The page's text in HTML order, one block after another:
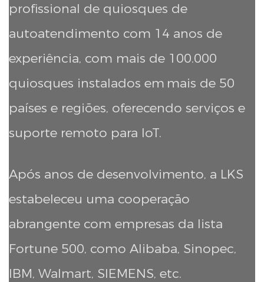
profissional de quiosques de
autoatendimento com 14 anos de
experiência, com mais de 100.000
quiosques instalados em mais de 50
países e regiões, oferecendo serviços e
suporte remoto para IoT.
Após anos de desenvolvimento, a LKS
estabeleceu uma cooperação
abrangente com empresas da lista
Fortune 500, como Alibaba, Sinopec,
IBM, Walmart, SIEMENS, etc.